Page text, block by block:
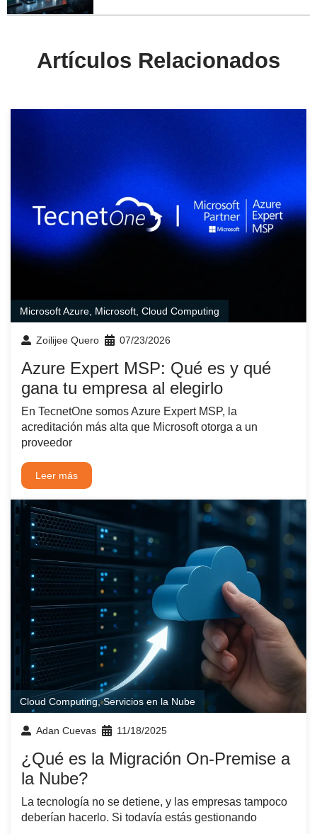
Artículos Relacionados
Microsoft Azure Microsoft Cloud Computing
Zoilijee Quero 07/23/2026
Azure Expert MSP: Qué es y qué
gana tu empresa al elegirlo
En TecnetOne somos Azure Expert MSP, la
acreditación más alta que Microsoft otorga a un
proveedor
Leer más
Cloud Computing,Servicios en la Nube
Adan Cuevas 11/18/2025
¿Qué es la Migración On-Premise a
la Nube?
La tecnología no se detiene, y las empresas tampoco
deberían hacerlo. Si todavía estás gestionando